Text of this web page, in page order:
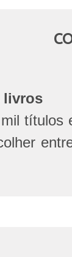
livros
títulos